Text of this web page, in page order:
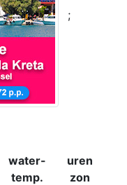
;
water-
temp.
uren
zon